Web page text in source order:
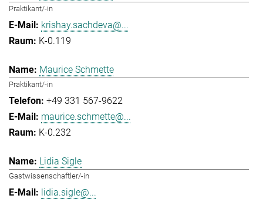
Praktikant/-in
krishay.sachdeva@...
K-0.119
Maurice Schmette
Praktikant/-in
+49 331 567-9622
maurice.schmette@...
K-0.232
Lidia Sigle
Gastwissenschaftler/-in
lidia.sigle@...